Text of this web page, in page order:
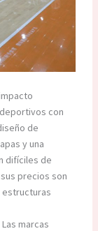
con
de
y una
difíciles de
precios son
estructuras
marcas